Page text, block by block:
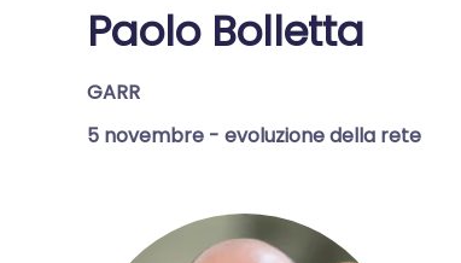
Paolo Bolletta
GARR
5 novembre - evoluzione della rete